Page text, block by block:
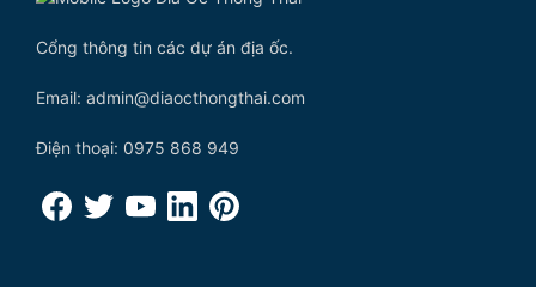
Cổng thông tin các dự án địa ốc.
Email: admin@diaocthongthai.com
Điện thoại: 0975 868 949